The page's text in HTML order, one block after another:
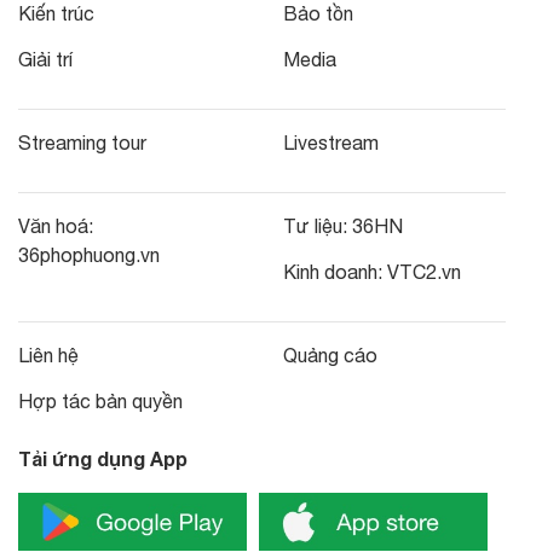
Kiến trúc
Giải trí
Bảo tồn
Media
Streaming tour Livestream
Văn hoá:
36phophuong.vn
Tư liệu: 36HN
Kinh doanh: VTC2.vn
Liên hệ
Hợp tác bản quyền
Quảng cáo
Tải ứng dụng App